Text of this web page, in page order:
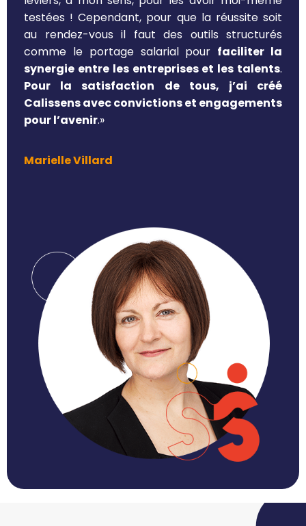
testées ! Cependant, pour que la réussite soit
au rendez-vous il faut des outils structurés
comme le portage salarial pour faciliter la
synergie entre les entreprises et les talents.
Pour la satisfaction de tous, j’ai créé
Calissens avec convictions et engagements
pour l’avenir.»
Marielle Villard